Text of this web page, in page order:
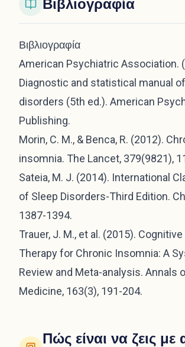
Βιβλιογραφία
Βιβλιογραφία
American Psychiatric Association.
Diagnostic and statistical manual
disorders (5th ed.). American
Publishing.
Morin, C. M., & Benca, R. (2012).
insomnia. The Lancet, 379(9821),
Sateia, M. J. (2014). International
of Sleep Disorders-Third Edition.
1387-1394.
Trauer, J. M., et al. (2015). Cognitive
Therapy for Chronic Insomnia: A
Review and Meta-analysis. Annals
Medicine, 163(3), 191-204.
Πώς είναι να ζεις με